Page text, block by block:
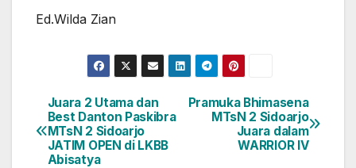
Ed.Wilda Zian
Navigasi
pos
Pramuka Bhimasena
MTsN 2 Sidoarjo
Juara dalam
WARRIOR IV
Juara 2 Utama dan
Best Danton Paskibra
MTsN 2 Sidoarjo
JATIM OPEN di LKBB
Abisatya